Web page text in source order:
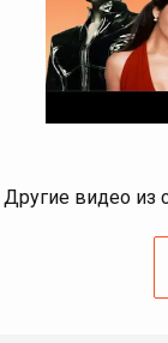
Другие видео из